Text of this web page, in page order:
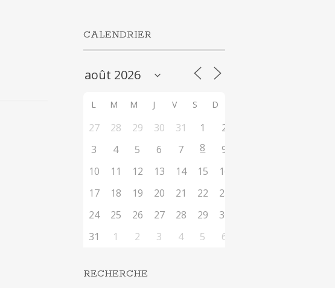
CALENDRIER
L M M J V S D
27 28 29 30 31 1
2
3
4 5 6 7 8
9
10
11 12 13 14 15
16
17
18 19 20 21 22
23
24
25 26 27 28 29
30
31
1 2 3 4 5 6
RECHERCHE